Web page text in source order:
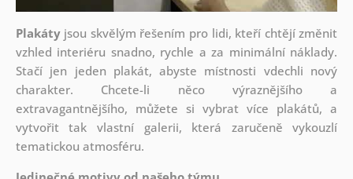
Plakátyjsou skvělým řešením pro lidi, kteří chtějí změnit
vzhled interiéru snadno, rychle a za minimální náklady.
Stačí jen jeden plakát, abyste místnosti vdechli nový
charakter. Chcete-li něco výraznějšího a
extravagantnějšího, můžete si vybrat více plakátů, a
vytvořit tak vlastní galerii, která zaručeně vykouzlí
tematickou atmosféru.